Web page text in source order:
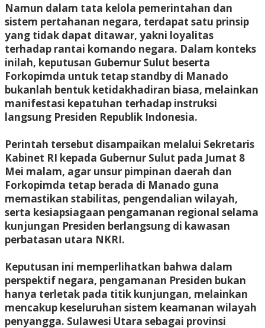
Namun dalam tata kelola pemerintahan dan
sistem pertahanan negara, terdapat satu prinsip
yang tidak dapat ditawar, yakni loyalitas
terhadap rantai komando negara. Dalam konteks
inilah, keputusan Gubernur Sulut beserta
Forkopimda untuk tetap standby di Manado
bukanlah bentuk ketidakhadiran biasa, melainkan
manifestasi kepatuhan terhadap instruksi
langsung Presiden Republik Indonesia.
Perintah tersebut disampaikan melalui Sekretaris
Kabinet RI kepada Gubernur Sulut pada Jumat 8
Mei malam, agar unsur pimpinan daerah dan
Forkopimda tetap berada di Manado guna
memastikan stabilitas, pengendalian wilayah,
serta kesiapsiagaan pengamanan regional selama
kunjungan Presiden berlangsung di kawasan
perbatasan utara NKRI.
Keputusan ini memperlihatkan bahwa dalam
perspektif negara, pengamanan Presiden bukan
hanya terletak pada titik kunjungan, melainkan
mencakup keseluruhan sistem keamanan wilayah
penyangga. Sulawesi Utara sebagai provinsi